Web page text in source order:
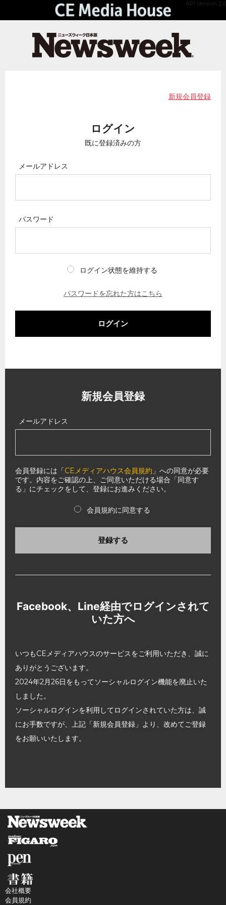
API Version 2.0
新規会員登録
ログイン
既に登録済みの方
メールアドレス
パスワード
ログイン状態を維持する
パスワードを忘れた方はこちら
ログイン
新規会員登録
メールアドレス
会員登録には「CEメディアハウス会員規約 」への同意が必要
です。内容をご確認の上、ご同意いただける場合「同意す
る」にチェックをして、登録にお進みください。
会員規約に同意する
登録する
Facebook、Line経由でログインされて
いた方へ
いつもCEメディアハウスのサービスをご利用いただき、誠に
ありがとうございます。
2024年2月26日をもってソーシャルログイン機能を廃止いた
しました。
ソーシャルログインを利用してログインされていた方は、誠
にお手数ですが、上記「新規会員登録」より、改めてご登録
をお願いいたします。
会社概要
会員規約